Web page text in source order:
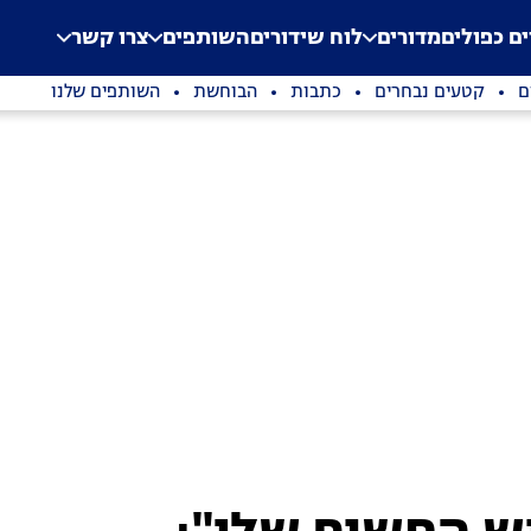
Application error: a
. כפוליםמדורים לוח שידוריםהשותפים צרו קשר
קטעים נבחרים כתבות הבוחשת השותפים שלנו